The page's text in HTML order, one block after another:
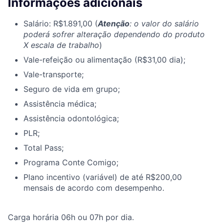
Informações adicionais
Salário: R$1.891,00 (Atenção: o valor do salário
poderá sofrer alteração dependendo do produto
X escala de trabalho)
Vale-refeição ou alimentação (R$31,00 dia);
Vale-transporte;
Seguro de vida em grupo;
Assistência médica;
Assistência odontológica;
PLR;
Total Pass;
Programa Conte Comigo;
Plano incentivo (variável) de até R$200,00
mensais de acordo com desempenho.
Carga horária 06h ou 07h por dia.